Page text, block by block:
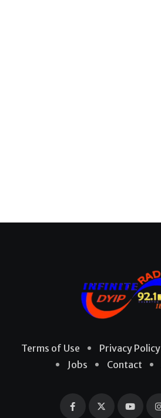
Terms of Use Privacy Policy
Jobs
Contact